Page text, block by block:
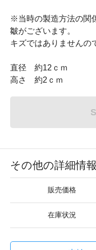
※当時の製造方法の関
皺がございます。
キズではありませんの
直径 約12ｃｍ
高さ 約2ｃｍ
その他の詳細情報
販売価格
在庫状況